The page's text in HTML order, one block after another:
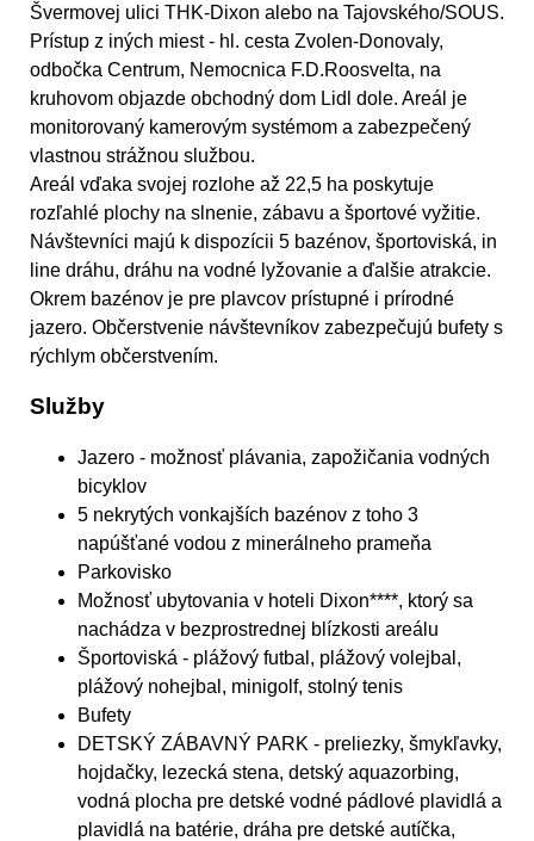
Švermovej ulici THK-Dixon alebo na Tajovského/SOUS.
Prístup z iných miest - hl. cesta Zvolen-Donovaly,
odbočka Centrum, Nemocnica F.D.Roosvelta, na
kruhovom objazde obchodný dom Lidl dole. Areál je
monitorovaný kamerovým systémom a zabezpečený
vlastnou strážnou službou.
Areál vďaka svojej rozlohe až 22,5 ha poskytuje
rozľahlé plochy na slnenie, zábavu a športové vyžitie.
Návštevníci majú k dispozícii 5 bazénov, športoviská, in
line dráhu, dráhu na vodné lyžovanie a ďalšie atrakcie.
Okrem bazénov je pre plavcov prístupné i prírodné
jazero. Občerstvenie návštevníkov zabezpečujú bufety s
rýchlym občerstvením.
Služby
Jazero - možnosť plávania, zapožičania vodných
bicyklov
5 nekrytých vonkajších bazénov z toho 3
napúšťané vodou z minerálneho prameňa
Parkovisko
Možnosť ubytovania v hoteli Dixon****, ktorý sa
nachádza v bezprostrednej blízkosti areálu
Športoviská - plážový futbal, plážový volejbal,
plážový nohejbal, minigolf, stolný tenis
Bufety
DETSKÝ ZÁBAVNÝ PARK - preliezky, šmykľavky,
hojdačky, lezecká stena, detský aquazorbing,
vodná plocha pre detské vodné pádlové plavidlá a
plavidlá na batérie, dráha pre detské autíčka,